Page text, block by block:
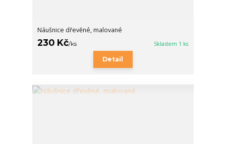
Náušnice dřevěné, malované
230 Kč/ks Skladem 1 ks
Detail